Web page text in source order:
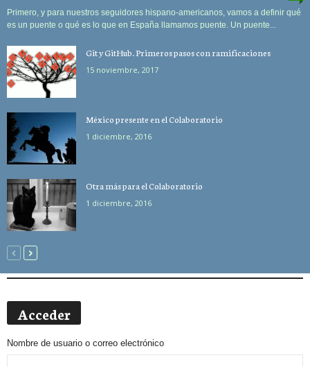
Primero, y para nuestros seguidores hispano-americanos, vamos a definir qué
es un puente o qué es lo que en España llamamos puente. Un puente...
Git y GitHub. Primeros pasos con ramificaciones
15 noviembre, 2017
México presente en el Colaboratorio
1 diciembre, 2016
Otra más para el Colaboratorio
1 diciembre, 2016
Acceder
Nombre de usuario o correo electrónico